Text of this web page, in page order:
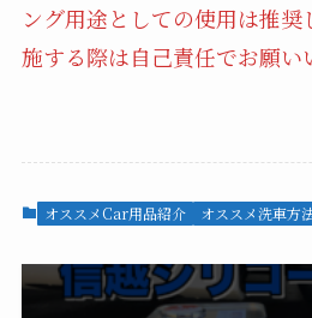
ング用途としての使用は推
施する際は自己責任でお願い
オススメCar用品紹介 オススメ洗車方